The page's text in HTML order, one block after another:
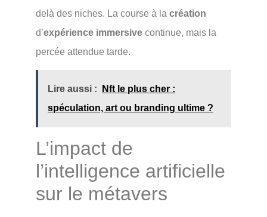
delà des niches. La course à la création
d’expérience immersive continue, mais la
percée attendue tarde.
Lire aussi :
Nft le plus cher :
spéculation, art ou branding ultime ?
L’impact de
l’intelligence artificielle
sur le métavers